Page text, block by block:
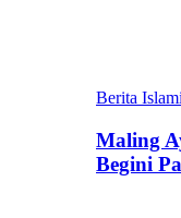
Berita
Maling
Begini